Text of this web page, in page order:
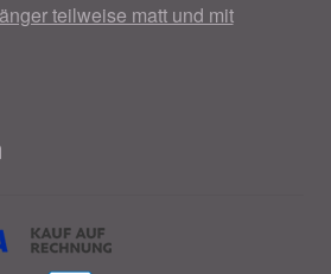
teilweise matt und mit